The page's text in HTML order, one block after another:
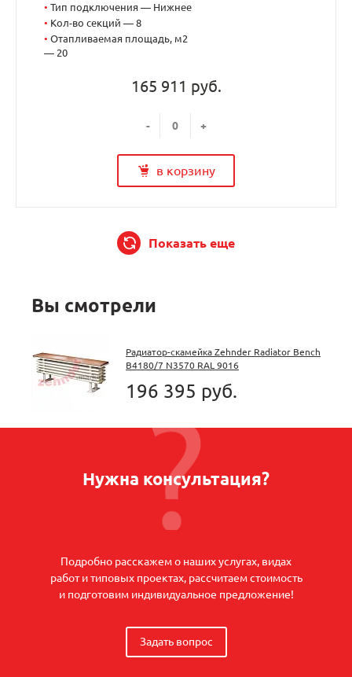
• Тип подключения — Нижнее
• Кол-во секций — 8
• Отапливаемая площадь, м2
— 20
165 911 руб.
- +
в корзину
Показать еще
Вы смотрели
Радиатор-скамейка Zehnder Radiator Bench
B4180/7 N3570 RAL 9016
196 395 руб.
Нужна консультация?
Подробно расскажем о наших услугах, видах
работ и типовых проектах, рассчитаем стоимость
и подготовим индивидуальное предложение!
Задать вопрос